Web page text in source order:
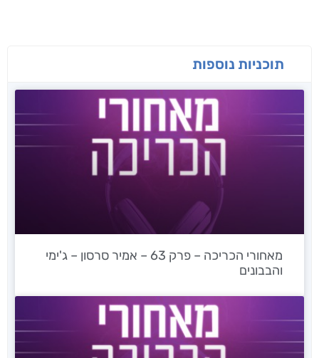
תוכניות נוספות
מאחורי הכריכה – פרק 63 – אמיר סרסון – ג'ימי
והבבונים